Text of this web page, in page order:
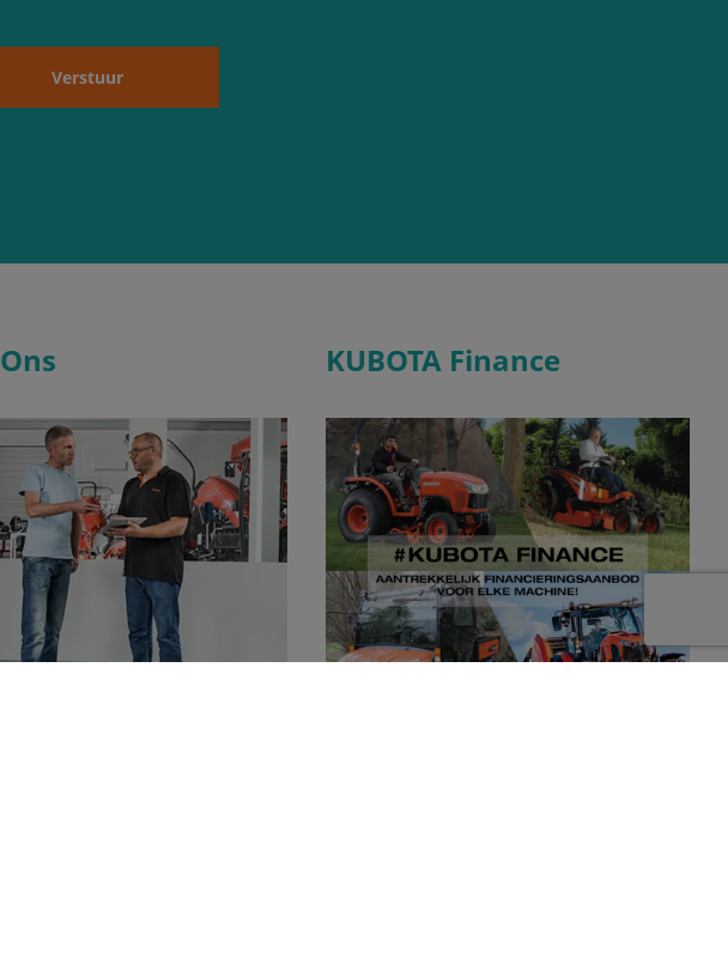
Verstuur
KUBOTA Finance